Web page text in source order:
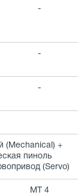
-
-
-
(Mechanical) +
пиноль
(Servo)
МТ 4